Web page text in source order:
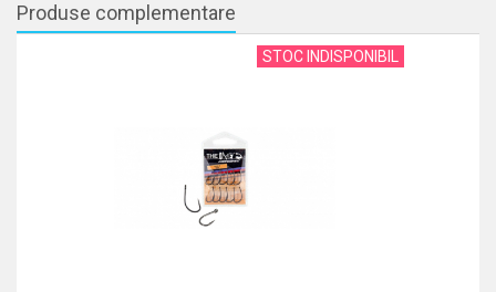
Produse complementare
STOC INDISPONIBIL